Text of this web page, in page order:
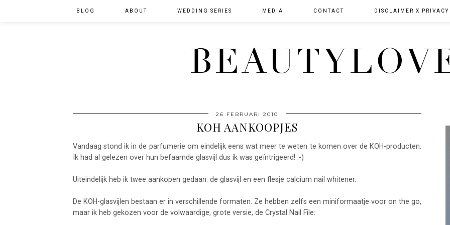
BLOG ABOUT WEDDING SERIES MEDIA CONTACT DISCLAIMER X PRIVACY
26 FEBRUARI 2010
KOH AANKOOPJES
Vandaag stond ik in de parfumerie om eindelijk eens wat meer te weten te komen over de KOH-producten.
Ik had al gelezen over hun befaamde glasvijl dus ik was geïntrigeerd! :-)
Uiteindelijk heb ik twee aankopen gedaan: de glasvijl en een flesje calcium nail whitener.
De KOH-glasvijlen bestaan er in verschillende formaten. Ze hebben zelfs een miniformaatje voor on the go,
maar ik heb gekozen voor de volwaardige, grote versie, de Crystal Nail File: